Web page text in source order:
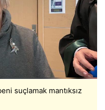
suçlamak mantıksız